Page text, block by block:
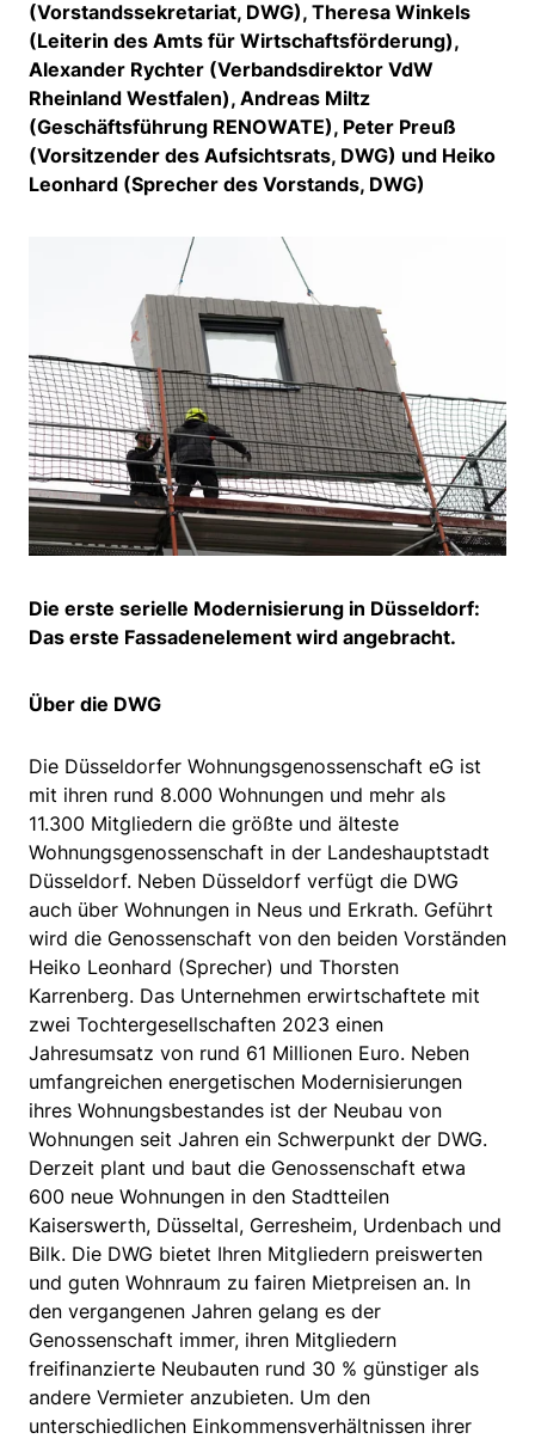
(Vorstandssekretariat, DWG), Theresa Winkels
(Leiterin des Amts für Wirtschaftsförderung),
Alexander Rychter (Verbandsdirektor VdW
Rheinland Westfalen), Andreas Miltz
(Geschäftsführung RENOWATE), Peter Preuß
(Vorsitzender des Aufsichtsrats, DWG) und Heiko
Leonhard (Sprecher des Vorstands, DWG)
Die erste serielle Modernisierung in Düsseldorf:
Das erste Fassadenelement wird angebracht.
Über die DWG
Die Düsseldorfer Wohnungsgenossenschaft eG ist
mit ihren rund 8.000 Wohnungen und mehr als
11.300 Mitgliedern die größte und älteste
Wohnungsgenossenschaft in der Landeshauptstadt
Düsseldorf. Neben Düsseldorf verfügt die DWG
auch über Wohnungen in Neus und Erkrath. Geführt
wird die Genossenschaft von den beiden Vorständen
Heiko Leonhard (Sprecher) und Thorsten
Karrenberg. Das Unternehmen erwirtschaftete mit
zwei Tochtergesellschaften 2023 einen
Jahresumsatz von rund 61 Millionen Euro. Neben
umfangreichen energetischen Modernisierungen
ihres Wohnungsbestandes ist der Neubau von
Wohnungen seit Jahren ein Schwerpunkt der DWG.
Derzeit plant und baut die Genossenschaft etwa
600 neue Wohnungen in den Stadtteilen
Kaiserswerth, Düsseltal, Gerresheim, Urdenbach und
Bilk. Die DWG bietet Ihren Mitgliedern preiswerten
und guten Wohnraum zu fairen Mietpreisen an. In
den vergangenen Jahren gelang es der
Genossenschaft immer, ihren Mitgliedern
freifinanzierte Neubauten rund 30 % günstiger als
andere Vermieter anzubieten. Um den
unterschiedlichen Einkommensverhältnissen ihrer